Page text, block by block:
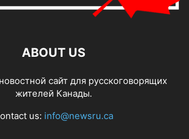
ABOUT US
сайт для русскоговорящих
жителей Канады.
us: info@newsru.ca